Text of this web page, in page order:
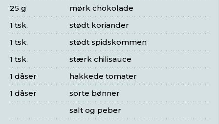
mørk chokolade
25 g
stødt koriander
1 tsk.
stødt spidskommen
1 tsk.
stærk chilisauce
1 tsk.
hakkede tomater
1 dåser
sorte bønner
1 dåser
salt og peber